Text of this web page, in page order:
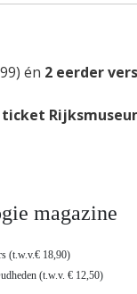
én 2 eerder
ticket